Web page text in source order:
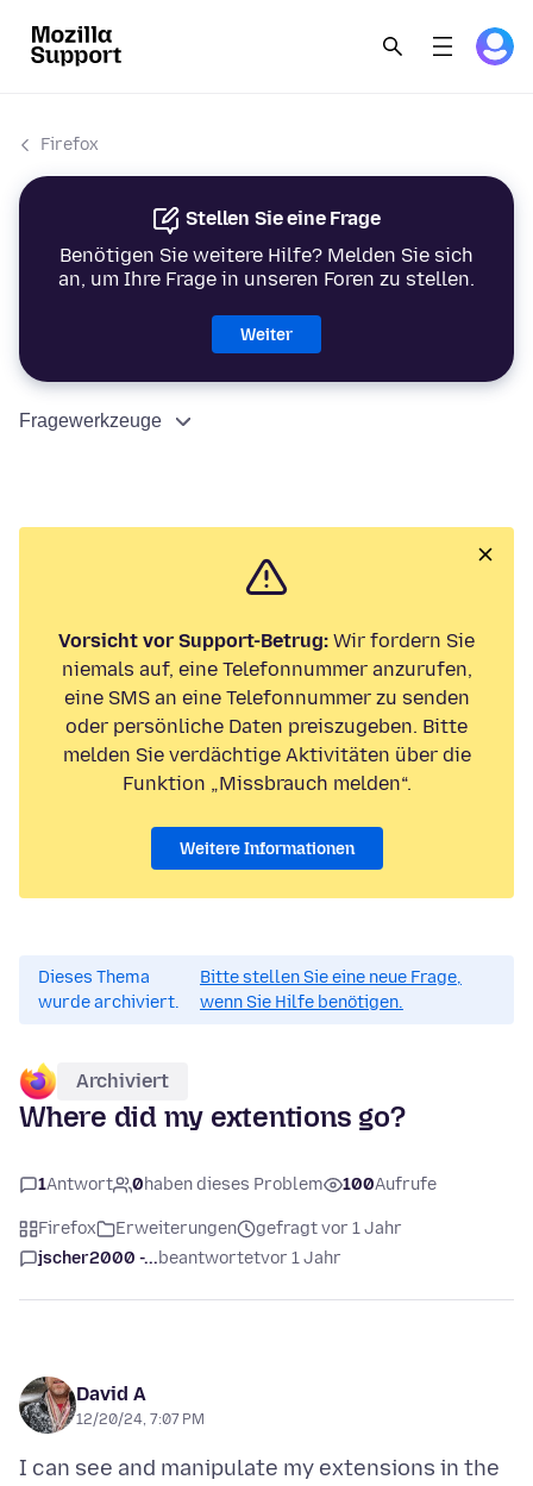
Firefox
Stellen Sie eine Frage
Benötigen Sie weitere Hilfe? Melden Sie sich
an, um Ihre Frage in unseren Foren zu stellen.
Weiter
Fragewerkzeuge
Vorsicht vor Support-Betrug: Wir fordern Sie
niemals auf, eine Telefonnummer anzurufen,
eine SMS an eine Telefonnummer zu senden
oder persönliche Daten preiszugeben. Bitte
melden Sie verdächtige Aktivitäten über die
Funktion „Missbrauch melden“.
Weitere Informationen
Dieses Thema
wurde archiviert.
Bitte stellen Sie eine neue Frage,
wenn Sie Hilfe benötigen.
Archiviert
Where did my extentions go?
1Antwort 0haben dieses Problem 100Aufrufe
Firefox Erweiterungen
gefragt vor 1 Jahr
jscher2000 -...beantwortetvor 1 Jahr
David A
12/20/24, 7:07 PM
I can see and manipulate my extensions in the